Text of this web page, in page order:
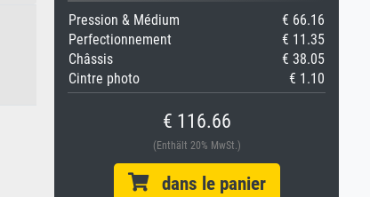
Pression & Médium
€ 66.16
Perfectionnement
€ 11.35
Châssis
€ 38.05
Cintre photo
€ 1.10
€ 116.66
(Enthält 20% MwSt.)
dans le panier